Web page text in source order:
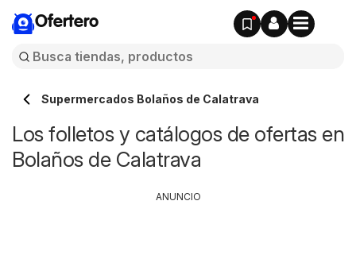
Ofertero
Supermercados Bolaños de Calatrava
Los folletos y catálogos de ofertas en
Bolaños de Calatrava
ANUNCIO